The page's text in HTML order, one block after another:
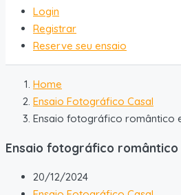
Login
Registrar
Reserve seu ensaio
Home
Ensaio Fotográfico Casal
Ensaio fotográfico romântico
Ensaio fotográfico romântico
20/12/2024